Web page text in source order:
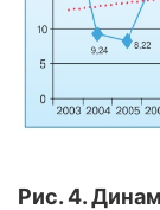
Рис. 4.